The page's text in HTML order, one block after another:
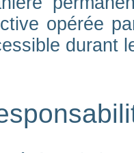
opérée
durant